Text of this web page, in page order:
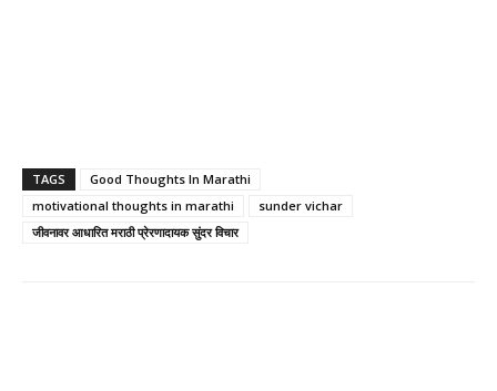
TAGS
Good Thoughts In Marathi
motivational thoughts in marathi
sunder vichar
जीवनावर आधारित मराठी प्रेरणादायक सुंदर विचार